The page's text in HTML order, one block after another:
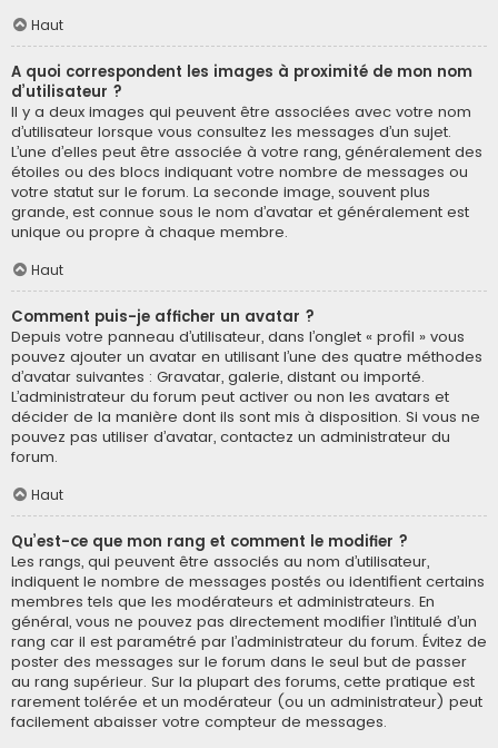
Haut
A quoi correspondent les images à proximité de mon nom
d’utilisateur ?
Il y a deux images qui peuvent être associées avec votre nom
d’utilisateur lorsque vous consultez les messages d’un sujet.
L’une d’elles peut être associée à votre rang, généralement des
étoiles ou des blocs indiquant votre nombre de messages ou
votre statut sur le forum. La seconde image, souvent plus
grande, est connue sous le nom d’avatar et généralement est
unique ou propre à chaque membre.
Haut
Comment puis-je afficher un avatar ?
Depuis votre panneau d’utilisateur, dans l’onglet « profil » vous
pouvez ajouter un avatar en utilisant l’une des quatre méthodes
d’avatar suivantes : Gravatar, galerie, distant ou importé.
L’administrateur du forum peut activer ou non les avatars et
décider de la manière dont ils sont mis à disposition. Si vous ne
pouvez pas utiliser d’avatar, contactez un administrateur du
forum.
Haut
Qu’est-ce que mon rang et comment le modifier ?
Les rangs, qui peuvent être associés au nom d’utilisateur,
indiquent le nombre de messages postés ou identifient certains
membres tels que les modérateurs et administrateurs. En
général, vous ne pouvez pas directement modifier l’intitulé d’un
rang car il est paramétré par l’administrateur du forum. Évitez de
poster des messages sur le forum dans le seul but de passer
au rang supérieur. Sur la plupart des forums, cette pratique est
rarement tolérée et un modérateur (ou un administrateur) peut
facilement abaisser votre compteur de messages.